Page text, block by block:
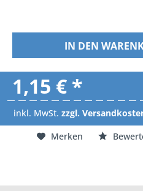
IN DEN
1,15 € *
inkl. MwSt. zzgl.
Merken